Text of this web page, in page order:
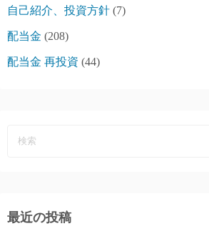
自己紹介、投資方針 (7)
配当金 (208)
配当金 再投資 (44)
最近の投稿